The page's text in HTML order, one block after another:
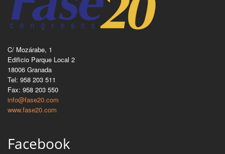
C/ Mozárabe, 1
Edificio Parque Local 2
18006 Granada
Tel: 958 203 511
Fax: 958 203 550
info@fase20.com
www.fase20.com
Facebook